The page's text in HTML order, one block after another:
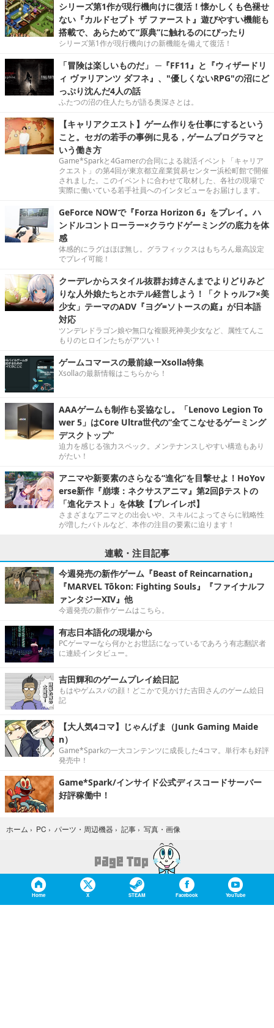
シリーズ第1作が現行機向けに復活！懐かしくも色褪せ
ない『カルドセプト ザ ファースト』遊びやすい機能も
搭載で、あらためて“原典”に触れるのにぴったり
シリーズ第1作が現行機向けの新機能を備えて復活！
「冒険は楽しいものだ」 ─『FF11』と『ウィザードリ
ィ ヴァリアンツ ダフネ』、"優しくないRPG"の沼にど
っぷり沈んだ4人の話
ふたつの沼の住人たちが語る奥深さとは。
【キャリアクエスト】ゲーム作りを仕事にするという
こと。セガの若手の事例に見る，ゲームプログラマと
いう働き方
Game*Sparkと4Gamerの合同による就活イベント「キャリア
クエスト」の第4回が東京都立産業貿易センター浜松町館で開催
されました。このイベントに合わせて取材した、各社の現場で
実際に働いている若手社員へのインタビューをお届けします。
GeForce NOWで『Forza Horizon 6』をプレイ。ハ
ンドルコントローラー×クラウドゲーミングの底力を体
感
体感的にラグはほぼ無し。グラフィックスはもちろん最高設定
でプレイ可能！
クーデレからスタイル抜群お姉さんまでよりどりみど
りな人外娘たちとホテル経営しよう！「クトゥルフ×美
少女」テーマのADV『ヨグ=ソトースの庭』が日本語
対応
ツンデレドラゴン娘や無口な複眼死神美少女など、属性てんこ
もりのヒロインたちがアツい！
ゲームコマースの最前線ーXsolla特集
Xsollaの最新情報はこちらから！
AAAゲームも制作も妥協なし。「Lenovo Legion To
wer 5」はCore Ultra世代の“全てこなせるゲーミング
デスクトップ”
迫力を感じる強力スペック。メンテナンスしやすい構造もあり
がたい！
アニマや新要素のさらなる“進化”を目撃せよ！HoYov
erse新作『崩壊：ネクサスアニマ』第2回βテストの
「進化テスト」を体験【プレイレポ】
さまざまなアニマとの出会いや、スキルによってさらに戦略性
が増したバトルなど、本作の注目の要素に迫ります！
連載・注目記事
今週発売の新作ゲーム『Beast of Reincarnation』
『MARVEL Tōkon: Fighting Souls』『ファイナルフ
ァンタジーXIV』他
今週発売の新作ゲームはこちら。
有志日本語化の現場から
PCゲーマーなら何かとお世話になっているであろう有志翻訳者
に連続インタビュー。
吉田輝和のゲームプレイ絵日記
もはやゲムスパの顔！どこかで見かけた吉田さんのゲーム絵日
記
【大人気4コマ】じゃんげま（Junk Gaming Maide
n）
Game*Sparkの一大コンテンツに成長した4コマ。単行本も好評
発売中！
Game*Spark/インサイド公式ディスコードサーバー
好評稼働中！
ホーム › PC › パーツ・周辺機器 › 記事 › 写真・画像
Home X STEAM Facebook YouTube